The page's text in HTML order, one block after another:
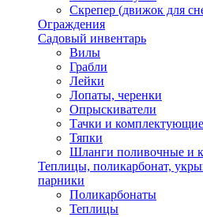
Скрепер (движок для
Ограждения
Садовый инвентарь
Вилы
Грабли
Лейки
Лопаты, черенки
Опрыскиватели
Тачки и комплектующие
Тяпки
Шланги поливочные и
Теплицы, поликарбонат,
парники
Поликарбонаты
Теплицы